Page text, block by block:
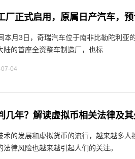
厂正式启用，原属日产汽车，
本月3日，奇瑞汽车位于南非比勒陀利亚
陆的首座全资整车制造厂，也标
04
几年？解读虚拟币相关法律及
术的发展和虚拟货币的流行，越来越多人
律风险也越来越引起人们的关注。